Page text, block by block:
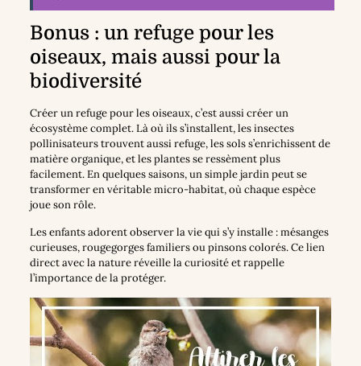
Bonus : un refuge pour les
oiseaux, mais aussi pour la
biodiversité
Créer un refuge pour les oiseaux, c’est aussi créer un
écosystème complet. Là où ils s’installent, les insectes
pollinisateurs trouvent aussi refuge, les sols s’enrichissent de
matière organique, et les plantes se ressèment plus
facilement. En quelques saisons, un simple jardin peut se
transformer en véritable micro-habitat, où chaque espèce
joue son rôle.
Les enfants adorent observer la vie qui s’y installe : mésanges
curieuses, rougegorges familiers ou pinsons colorés. Ce lien
direct avec la nature réveille la curiosité et rappelle
l’importance de la protéger.